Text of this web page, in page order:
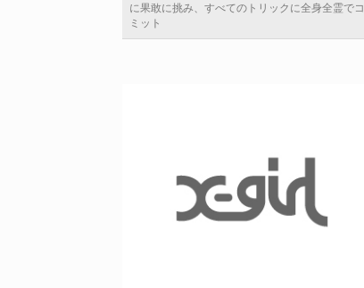
に果敢に挑み、すべてのトリックに全身全霊でコ
ミット